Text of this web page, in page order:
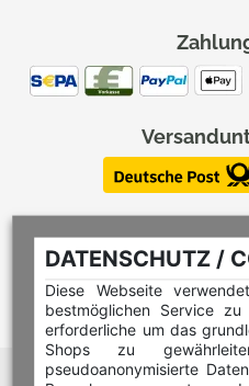
DATENSCHUTZ /
Diese Webseite
bestmöglichen Service zu
erforderliche um das
Shops zu
pseudoanonymisierteHilfe